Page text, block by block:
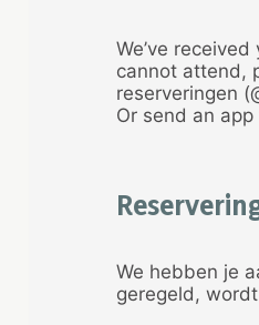
We’ve
cannot attend,
reserveringen
Or send an
We hebben je
geregeld,